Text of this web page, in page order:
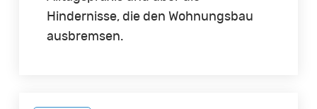
Hindernisse, die den Wohnungsbau
ausbremsen.